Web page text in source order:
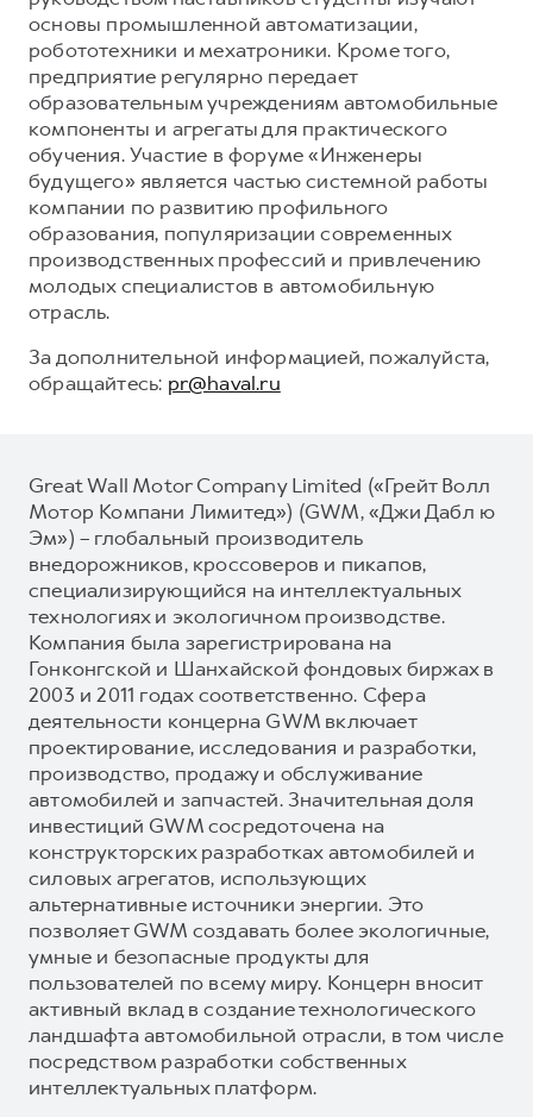
основы промышленной автоматизации,
робототехники и мехатроники. Кроме того,
предприятие регулярно передает
образовательным учреждениям автомобильные
компоненты и агрегаты для практического
обучения. Участие в форуме «Инженеры
будущего» является частью системной работы
компании по развитию профильного
образования, популяризации современных
производственных профессий и привлечению
молодых специалистов в автомобильную
отрасль.
За дополнительной информацией, пожалуйста,
обращайтесь: pr@haval.ru
Great Wall Motor Company Limited («Грейт Волл
Мотор Компани Лимитед») (GWM, «Джи Дабл ю
Эм») – глобальный производитель
внедорожников, кроссоверов и пикапов,
специализирующийся на интеллектуальных
технологиях и экологичном производстве.
Компания была зарегистрирована на
Гонконгской и Шанхайской фондовых биржах в
2003 и 2011 годах соответственно. Сфера
деятельности концерна GWM включает
проектирование, исследования и разработки,
производство, продажу и обслуживание
автомобилей и запчастей. Значительная доля
инвестиций GWM сосредоточена на
конструкторских разработках автомобилей и
силовых агрегатов, использующих
альтернативные источники энергии. Это
позволяет GWM создавать более экологичные,
умные и безопасные продукты для
пользователей по всему миру. Концерн вносит
активный вклад в создание технологического
ландшафта автомобильной отрасли, в том числе
посредством разработки собственных
интеллектуальных платформ.